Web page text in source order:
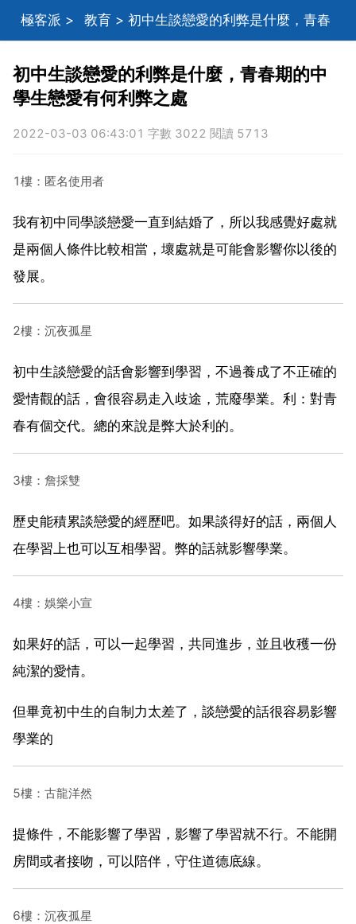
極客派 > 教育 > 初中生談戀愛的利弊是什麼，青春
期的中學生戀愛有何利弊之處
初中生談戀愛的利弊是什麼，青春期的中
學生戀愛有何利弊之處
2022-03-03 06:43:01 字數 3022 閱讀 5713
1樓：匿名使用者
我有初中同學談戀愛一直到結婚了，所以我感覺好處就
是兩個人條件比較相當，壞處就是可能會影響你以後的
發展。
2樓：沉夜孤星
初中生談戀愛的話會影響到學習，不過養成了不正確的
愛情觀的話，會很容易走入歧途，荒廢學業。利：對青
春有個交代。總的來說是弊大於利的。
3樓：詹採雙
歷史能積累談戀愛的經歷吧。如果談得好的話，兩個人
在學習上也可以互相學習。弊的話就影響學業。
4樓：娛樂小宣
如果好的話，可以一起學習，共同進步，並且收穫一份
純潔的愛情。
但畢竟初中生的自制力太差了，談戀愛的話很容易影響
學業的
5樓：古龍洋然
提條件，不能影響了學習，影響了學習就不行。不能開
房間或者接吻，可以陪伴，守住道德底線。
6樓：沉夜孤星